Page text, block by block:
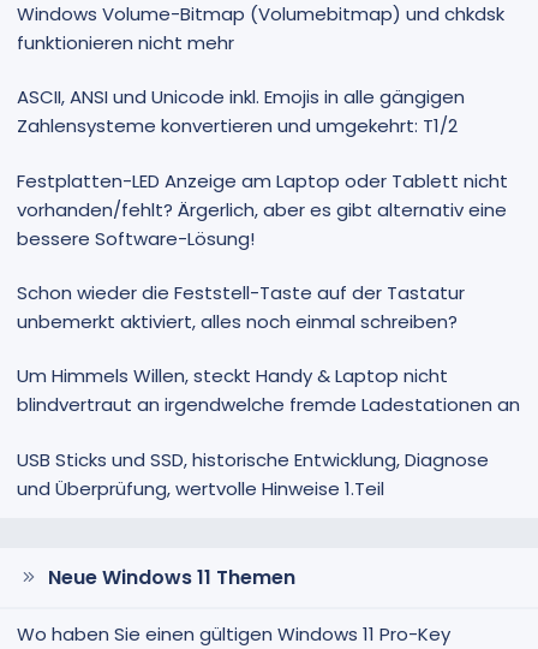
Windows Volume-Bitmap (Volumebitmap) und chkdsk
funktionieren nicht mehr
ASCII, ANSI und Unicode inkl. Emojis in alle gängigen
Zahlensysteme konvertieren und umgekehrt: T1/2
Festplatten-LED Anzeige am Laptop oder Tablett nicht
vorhanden/fehlt? Ärgerlich, aber es gibt alternativ eine
bessere Software-Lösung!
Schon wieder die Feststell-Taste auf der Tastatur
unbemerkt aktiviert, alles noch einmal schreiben?
Um Himmels Willen, steckt Handy & Laptop nicht
blindvertraut an irgendwelche fremde Ladestationen an
USB Sticks und SSD, historische Entwicklung, Diagnose
und Überprüfung, wertvolle Hinweise 1.Teil
Neue Windows 11 Themen
Wo haben Sie einen gültigen Windows 11 Pro-Key